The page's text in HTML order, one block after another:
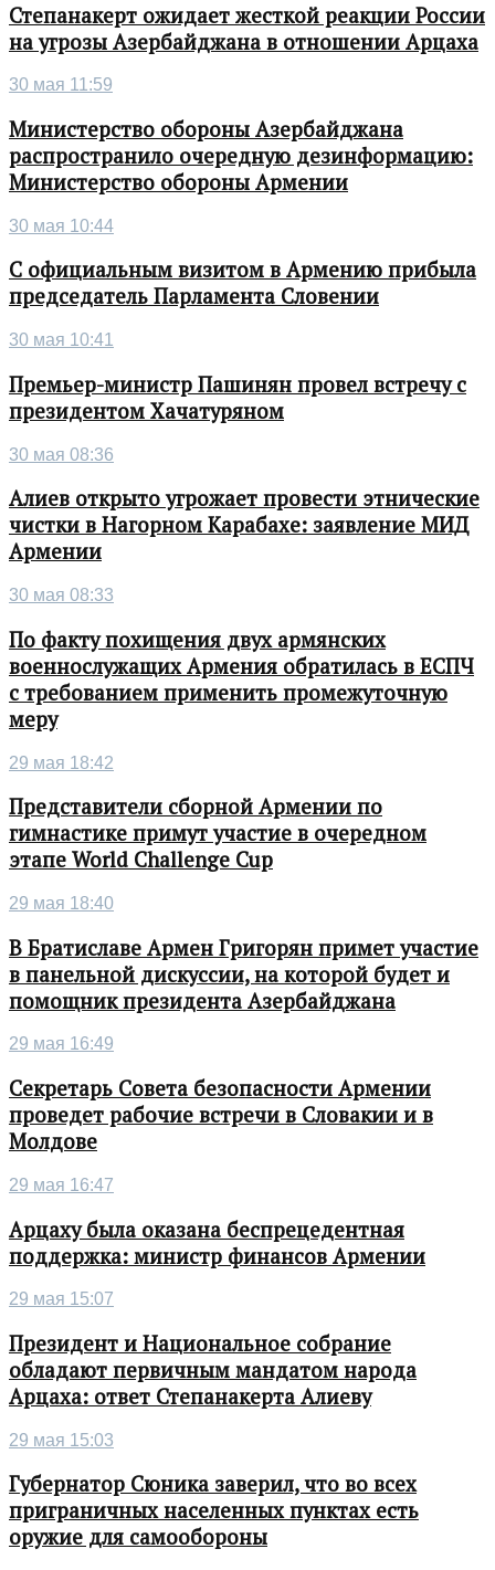
Степанакерт ожидает жесткой реакции России
на угрозы Азербайджана в отношении Арцаха
30 мая 11:59
Министерство обороны Азербайджана
распространило очередную дезинформацию:
Министерство обороны Армении
30 мая 10:44
С официальным визитом в Армению прибыла
председатель Парламента Словении
30 мая 10:41
Премьер-министр Пашинян провел встречу с
президентом Хачатуряном
30 мая 08:36
Алиев открыто угрожает провести этнические
чистки в Нагорном Карабахе: заявление МИД
Армении
30 мая 08:33
По факту похищения двух армянских
военнослужащих Армения обратилась в ЕСПЧ
с требованием применить промежуточную
меру
29 мая 18:42
Представители сборной Армении по
гимнастике примут участие в очередном
этапе World Challenge Cup
29 мая 18:40
В Братиславе Армен Григорян примет участие
в панельной дискуссии, на которой будет и
помощник президента Азербайджана
29 мая 16:49
Секретарь Совета безопасности Армении
проведет рабочие встречи в Словакии и в
Молдове
29 мая 16:47
Арцаху была оказана беспрецедентная
поддержка: министр финансов Армении
29 мая 15:07
Президент и Национальное собрание
обладают первичным мандатом народа
Арцаха: ответ Степанакерта Алиеву
29 мая 15:03
Губернатор Сюника заверил, что во всех
приграничных населенных пунктах есть
оружие для самообороны